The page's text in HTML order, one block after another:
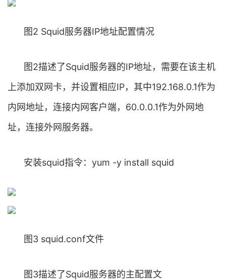
图2 Squid服务器IP地址配置情况
图2描述了Squid服务器的IP地址，需要在该主机
上添加双网卡，并设置相应IP，其中192.168.0.1作为
内网地址，连接内网客户端，60.0.0.1作为外网地
址，连接外网服务器。
安装squid指令：yum -y install squid
图3 squid.conf文件
图3描述了Squid服务器的主配置文